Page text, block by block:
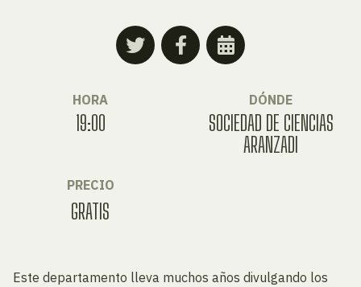
HORA
19:00
DÓNDE
SOCIEDAD DE CIENCIAS
ARANZADI
PRECIO
GRATIS
Este departamento lleva muchos años divulgando los